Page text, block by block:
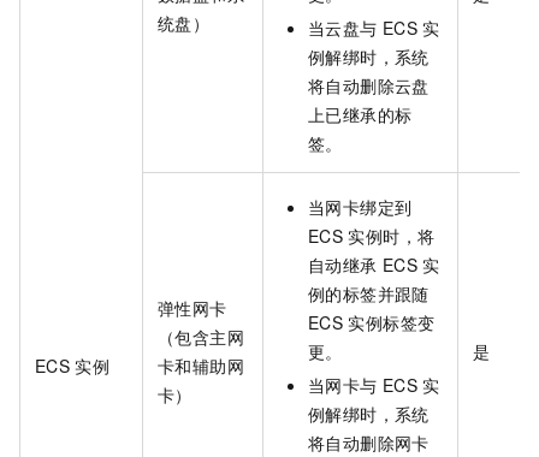
ECS 实例
统盘）
当云盘与 ECS 实
例解绑时，系统
将自动删除云盘
上已继承的标
签。
弹性网卡
（包含主网
卡和辅助网
卡）
当网卡绑定到
ECS 实例时，将
自动继承 ECS 实
例的标签并跟随
ECS 实例标签变
更。
当网卡与 ECS 实
例解绑时，系统
将自动删除网卡
是